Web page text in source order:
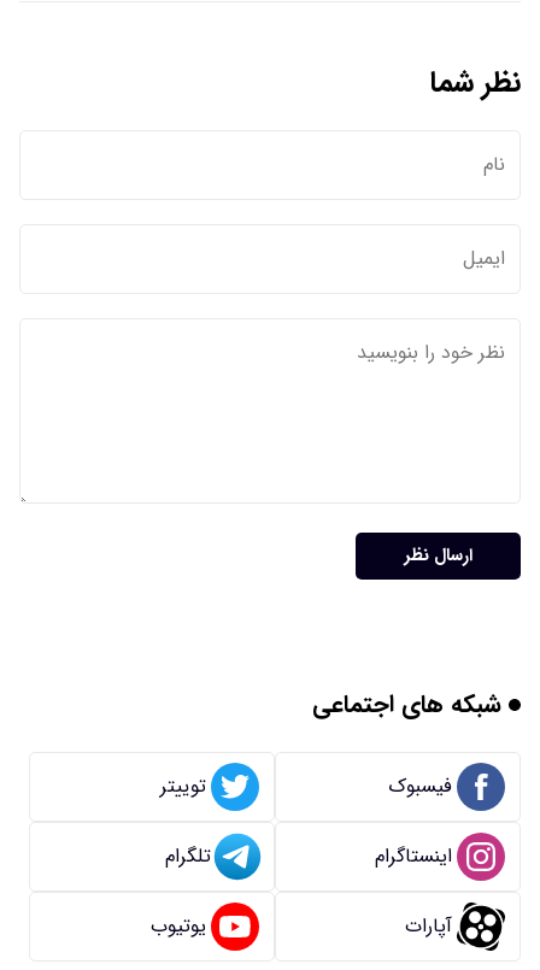
نظر شما
ارسال نظر
شبکه های اجتماعی
فیسبوک توییتر
اینستاگرام تلگرام
آپارات یوتیوب